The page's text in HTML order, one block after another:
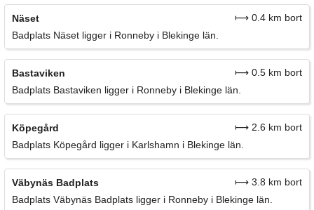
Näset
⟼ 0.4 km bort
Badplats Näset ligger i Ronneby i Blekinge län.
Bastaviken
⟼ 0.5 km bort
Badplats Bastaviken ligger i Ronneby i Blekinge län.
Köpegård
⟼ 2.6 km bort
Badplats Köpegård ligger i Karlshamn i Blekinge län.
Väbynäs Badplats
⟼ 3.8 km bort
Badplats Väbynäs Badplats ligger i Ronneby i Blekinge län.